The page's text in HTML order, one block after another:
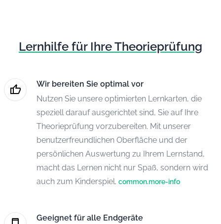
Lernhilfe für Ihre Theorieprüfung
Wir bereiten Sie optimal vor
Nutzen Sie unsere optimierten Lernkarten, die
speziell darauf ausgerichtet sind, Sie auf Ihre
Theorieprüfung vorzubereiten. Mit unserer
benutzerfreundlichen Oberfläche und der
persönlichen Auswertung zu Ihrem Lernstand,
macht das Lernen nicht nur Spaß, sondern wird
auch zum Kinderspiel. common.more-info
Geeignet für alle Endgeräte